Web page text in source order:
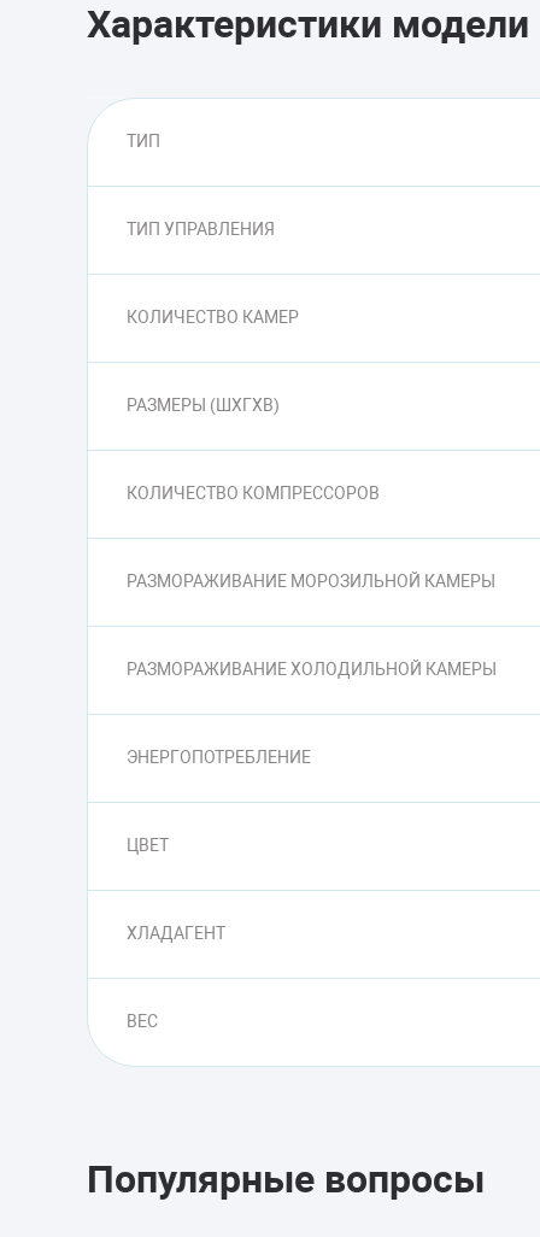
Характеристики модели
ТИП
ТИП УПРАВЛЕНИЯ
КОЛИЧЕСТВО КАМЕР
РАЗМЕРЫ (ШXГXВ)
КОЛИЧЕСТВО КОМПРЕССОРОВ
РАЗМОРАЖИВАНИЕ МОРОЗИЛЬНОЙ КАМЕРЫ
РАЗМОРАЖИВАНИЕ ХОЛОДИЛЬНОЙ КАМЕРЫ
ЭНЕРГОПОТРЕБЛЕНИЕ
ЦВЕТ
ХЛАДАГЕНТ
ВЕС
Популярные вопросы